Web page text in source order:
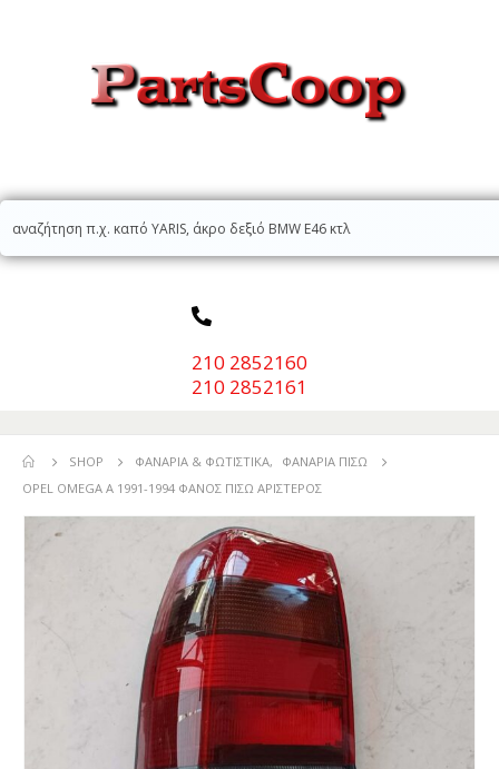
210 2852160
210 2852161
SHOP ΦΑΝΆΡΙΑ & ΦΩΤΙΣΤΙΚΆ,
ΦΑΝΆΡΙΑ ΠΊΣΩ
OPEL OMEGA A 1991-1994 ΦΑΝΟΣ ΠΙΣΩ ΑΡΙΣΤΕΡΟΣ